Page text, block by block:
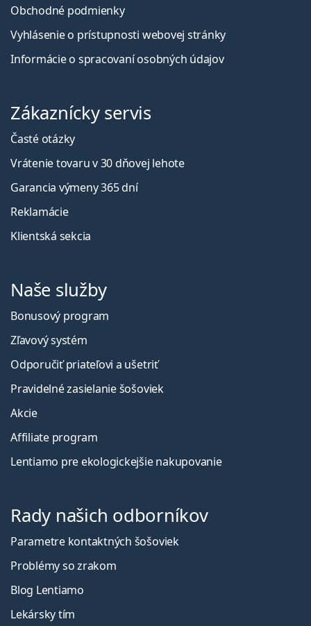
Obchodné podmienky
Vyhlásenie o prístupnosti webovej stránky
Informácie o spracovaní osobných údajov
Zákaznícky servis
Časté otázky
Vrátenie tovaru v 30 dňovej lehote
Garancia výmeny 365 dní
Reklamácie
Klientská sekcia
Naše služby
Bonusový program
Zľavový systém
Odporučiť priateľovi a ušetriť
Pravidelné zasielanie šošoviek
Akcie
Affiliate program
Lentiamo pre ekologickejšie nakupovanie
Rady našich odborníkov
Parametre kontaktných šošoviek
Problémy so zrakom
Blog Lentiamo
Lekársky tím